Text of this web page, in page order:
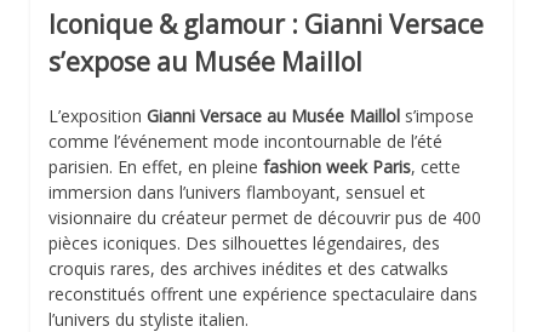
Iconique & glamour : Gianni Versace
s’expose au Musée Maillol
L’exposition Gianni Versace au Musée Maillol s’impose
comme l’événement mode incontournable de l’été
parisien. En effet, en pleine fashion week Paris, cette
immersion dans l’univers flamboyant, sensuel et
visionnaire du créateur permet de découvrir pus de 400
pièces iconiques. Des silhouettes légendaires, des
croquis rares, des archives inédites et des catwalks
reconstitués offrent une expérience spectaculaire dans
l’univers du styliste italien.